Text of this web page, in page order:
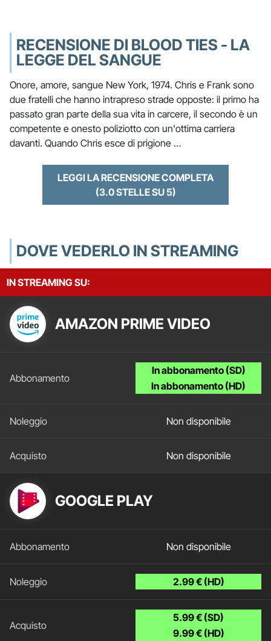
RECENSIONE DI BLOOD TIES - LA
LEGGE DEL SANGUE
Onore, amore, sangue New York, 1974. Chris e Frank sono
due fratelli che hanno intrapreso strade opposte: il primo ha
passato gran parte della sua vita in carcere, il secondo è un
competente e onesto poliziotto con un'ottima carriera
davanti. Quando Chris esce di prigione …
LEGGI LA RECENSIONE COMPLETA
(3.0 STELLE SU 5)
DOVE VEDERLO IN STREAMING
IN STREAMING SU:
AMAZON PRIME VIDEO
In abbonamento (SD)
In abbonamento (HD)
Non disponibile
Non disponibile
GOOGLE PLAY
Non disponibile
2.99 € (HD)
5.99 € (SD)
9.99 € (HD)